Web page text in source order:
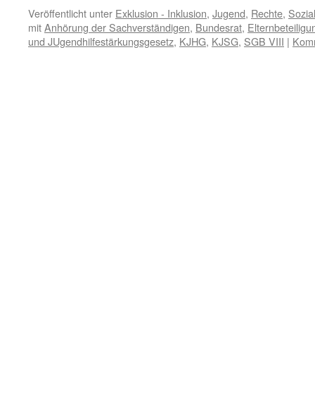
Veröffentlicht unter Exklusion - Inklusion, Jugend, Rechte,
mitAnhörung der Sachverständigen, Bundesrat,
und JUgendhilfestärkungsgesetz, KJHG, KJSG, SGB VIII |